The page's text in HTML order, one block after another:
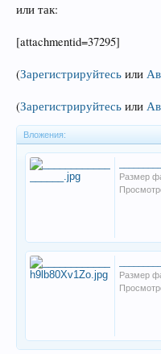
или так:
[attachmentid=37295]
(Зарегистрируйтесь или
(Зарегистрируйтесь или
Вложения:
Размер
Размер